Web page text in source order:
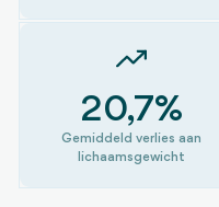
20,7%
Gemiddeld verlies aan
lichaamsgewicht